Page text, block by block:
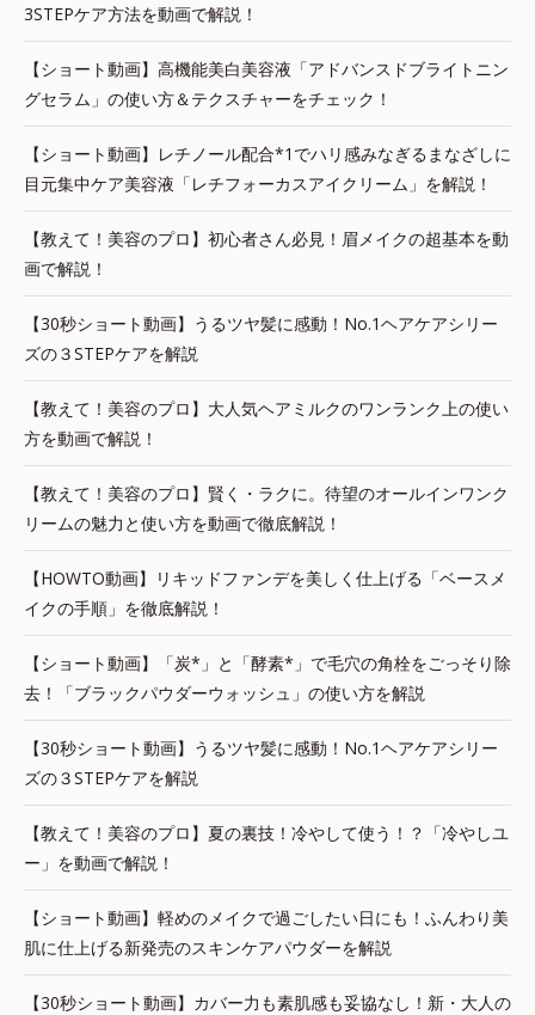
3STEPケア方法を動画で解説！
【ショート動画】高機能美白美容液「アドバンスドブライトニン
グセラム」の使い方＆テクスチャーをチェック！
【ショート動画】レチノール配合*1でハリ感みなぎるまなざしに
目元集中ケア美容液「レチフォーカスアイクリーム」を解説！
【教えて！美容のプロ】初心者さん必見！眉メイクの超基本を動
画で解説！
【30秒ショート動画】うるツヤ髪に感動！No.1ヘアケアシリー
ズの３STEPケアを解説
【教えて！美容のプロ】大人気ヘアミルクのワンランク上の使い
方を動画で解説！
【教えて！美容のプロ】賢く・ラクに。待望のオールインワンク
リームの魅力と使い方を動画で徹底解説！
【HOWTO動画】リキッドファンデを美しく仕上げる「ベースメ
イクの手順」を徹底解説！
【ショート動画】「炭*」と「酵素*」で毛穴の角栓をごっそり除
去！「ブラックパウダーウォッシュ」の使い方を解説
【30秒ショート動画】うるツヤ髪に感動！No.1ヘアケアシリー
ズの３STEPケアを解説
【教えて！美容のプロ】夏の裏技！冷やして使う！？「冷やしユ
ー」を動画で解説！
【ショート動画】軽めのメイクで過ごしたい日にも！ふんわり美
肌に仕上げる新発売のスキンケアパウダーを解説
【30秒ショート動画】カバー力も素肌感も妥協なし！新・大人の